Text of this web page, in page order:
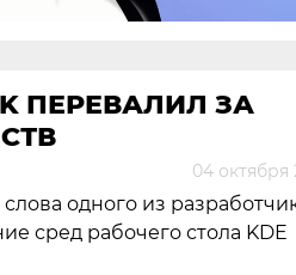
ПЕРЕВАЛИЛ ЗА
04 октября
одного из
сред рабочего стола KDE